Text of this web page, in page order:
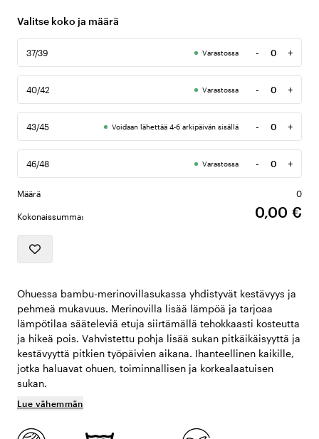
Valitse koko ja määrä
37/39 Varastossa -
Määrä
+
40/42 Varastossa -
Määrä
+
43/45 Voidaan lähettää 4-6 arkipäivän sisällä -
Määrä
+
46/48 Varastossa -
Määrä
+
Määrä 0
Kokonaissumma: 0,00 €
Ohuessa bambu-merinovillasukassa yhdistyvät kestävyys ja
pehmeä mukavuus. Merinovilla lisää lämpöä ja tarjoaa
lämpötilaa sääteleviä etuja siirtämällä tehokkaasti kosteutta
ja hikeä pois. Vahvistettu pohja lisää sukan pitkäikäisyyttä ja
kestävyyttä pitkien työpäivien aikana. Ihanteellinen kaikille,
jotka haluavat ohuen, toiminnallisen ja korkealaatuisen
sukan.
Lue vähemmän